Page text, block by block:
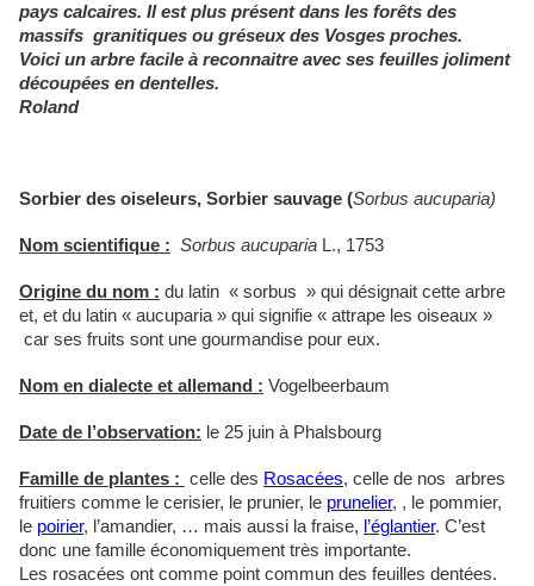
pays calcaires. Il est plus présent dans les forêts des
massifs granitiques ou gréseux des Vosges proches.
Voici un arbre facile à reconnaitre avec ses feuilles joliment
découpées en dentelles.
Roland
Sorbier des oiseleurs, Sorbier sauvage (Sorbus aucuparia)
Nom scientifique : Sorbus aucuparia L., 1753
Origine du nom : du latin « sorbus » qui désignait cette arbre
et, et du latin « aucuparia » qui signifie « attrape les oiseaux »
car ses fruits sont une gourmandise pour eux.
Nom en dialecte et allemand : Vogelbeerbaum
Date de l’observation: le 25 juin à Phalsbourg
Famille de plantes : celle des Rosacées, celle de nos arbres
fruitiers comme le cerisier, le prunier, le prunelier, , le pommier,
le poirier, l’amandier, … mais aussi la fraise, l’églantier. C’est
donc une famille économiquement très importante.
Les rosacées ont comme point commun des feuilles dentées.